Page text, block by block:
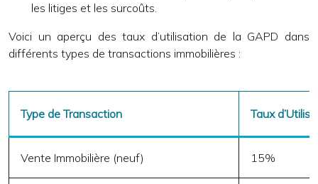
les litiges et les surcoûts.
Voici un aperçu des taux d’utilisation de la GAPD dans
différents types de transactions immobilières :
Type de Transaction Taux
Vente Immobilière (neuf) 15%